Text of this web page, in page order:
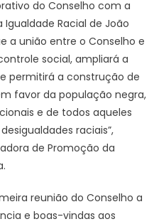
do Conselho com a
Racial de João
a união entre o Conselho e
social, ampliará a
permitirá a construção de
favor da população negra,
e de todos aqueles
raciais”,
de Promoção da
reunião do Conselho a
e boas-vindas aos